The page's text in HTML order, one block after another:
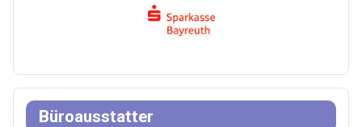
Büroausstatter